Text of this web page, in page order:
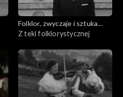
Folklor, zwyczaje i sztuka
ludowa
Z teki folklorystycznej